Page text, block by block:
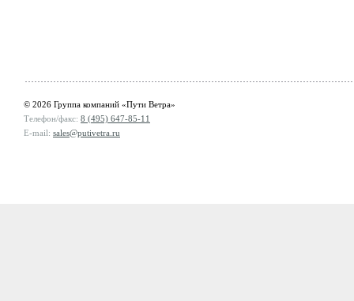
© 2026 Группа компаний «Пути Ветра»
Телефон/факс: 8 (495) 647-85-11
E-mail: sales@putivetra.ru